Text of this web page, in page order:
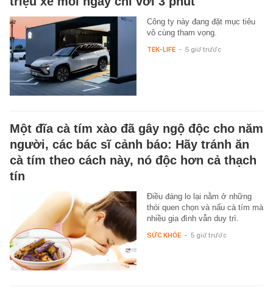
Công ty này đang đặt mục tiêu
vô cùng tham vọng.
TEK-LIFE - 5 giờ trước
Một đĩa cà tím xào đã gây ngộ độc cho năm
người, các bác sĩ cảnh báo: Hãy tránh ăn
cà tím theo cách này, nó độc hơn cả thạch
tín
Điều đáng lo lại nằm ở những
thói quen chọn và nấu cà tím mà
nhiều gia đình vẫn duy trì.
SỨC KHỎE - 5 giờ trước